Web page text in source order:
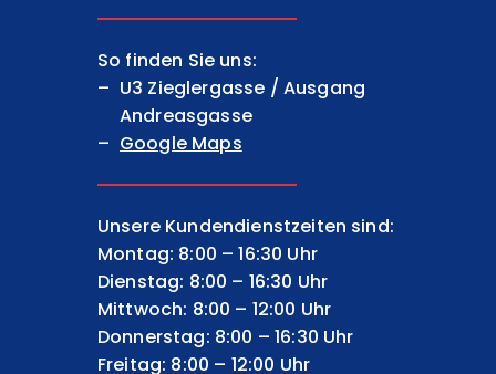
So finden Sie uns:
U3 Zieglergasse / Ausgang
Andreasgasse
Google Maps
Unsere Kundendienstzeiten sind:
Montag: 8:00 – 16:30 Uhr
Dienstag: 8:00 – 16:30 Uhr
Mittwoch: 8:00 – 12:00 Uhr
Donnerstag: 8:00 – 16:30 Uhr
Freitag: 8:00 – 12:00 Uhr